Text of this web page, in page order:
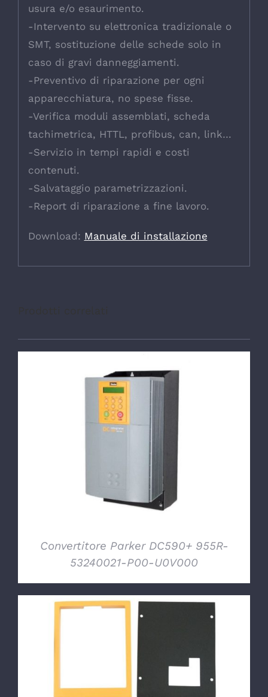
usura e/o esaurimento.
-Intervento su elettronica tradizionale o
SMT, sostituzione delle schede solo in
caso di gravi danneggiamenti.
-Preventivo di riparazione per ogni
apparecchiatura, no spese fisse.
-Verifica moduli assemblati, scheda
tachimetrica, HTTL, profibus, can, link…
-Servizio in tempi rapidi e costi
contenuti.
-Salvataggio parametrizzazioni.
-Report di riparazione a fine lavoro.
Download: Manuale di installazione
DETTAGLI
Convertitore Parker DC590+ 955R-
53240021-P00-U0V000
DETTAGLI